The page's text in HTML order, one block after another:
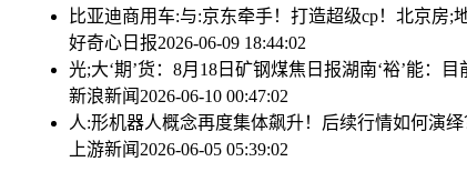
比亚迪商用车:与:京东牵手！打造超级cp！ 北京房;
好奇心日报2026-06-09 18:44:02
光;大‘期’货：8月18日矿钢煤焦日报湖南‘裕’能：
新浪新闻 2026-06-10 00:47:02
人:形机器人概念再度集体飙升！后续行情如何演绎
上游新闻 2026-06-05 05:39:02